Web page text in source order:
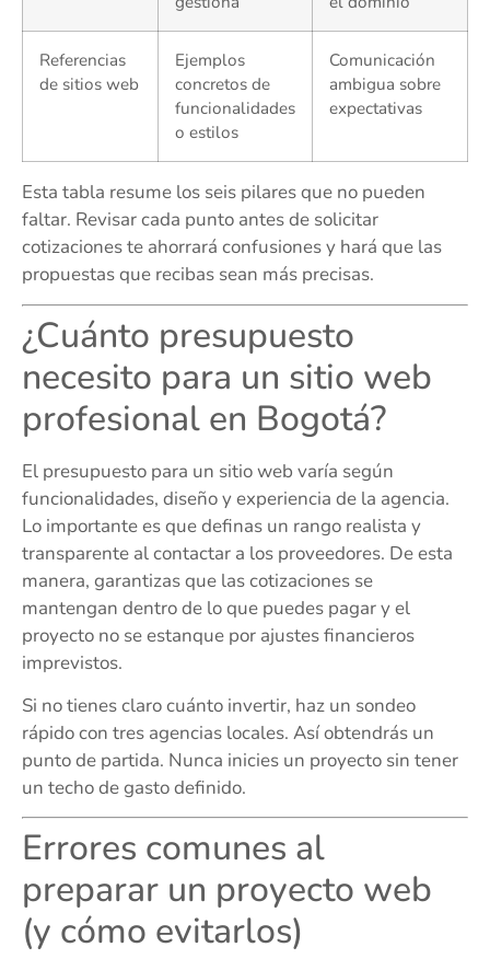
Referencias
de sitios web
Ejemplos
concretos de
funcionalidades
o estilos
Comunicación
ambigua sobre
expectativas
Esta tabla resume los seis pilares que no pueden
faltar. Revisar cada punto antes de solicitar
cotizaciones te ahorrará confusiones y hará que las
propuestas que recibas sean más precisas.
¿Cuánto presupuesto
necesito para un sitio web
profesional en Bogotá?
El presupuesto para un sitio web varía según
funcionalidades, diseño y experiencia de la agencia.
Lo importante es que definas un rango realista y
transparente al contactar a los proveedores. De esta
manera, garantizas que las cotizaciones se
mantengan dentro de lo que puedes pagar y el
proyecto no se estanque por ajustes financieros
imprevistos.
Si no tienes claro cuánto invertir, haz un sondeo
rápido con tres agencias locales. Así obtendrás un
punto de partida. Nunca inicies un proyecto sin tener
un techo de gasto definido.
Errores comunes al
preparar un proyecto web
(y cómo evitarlos)